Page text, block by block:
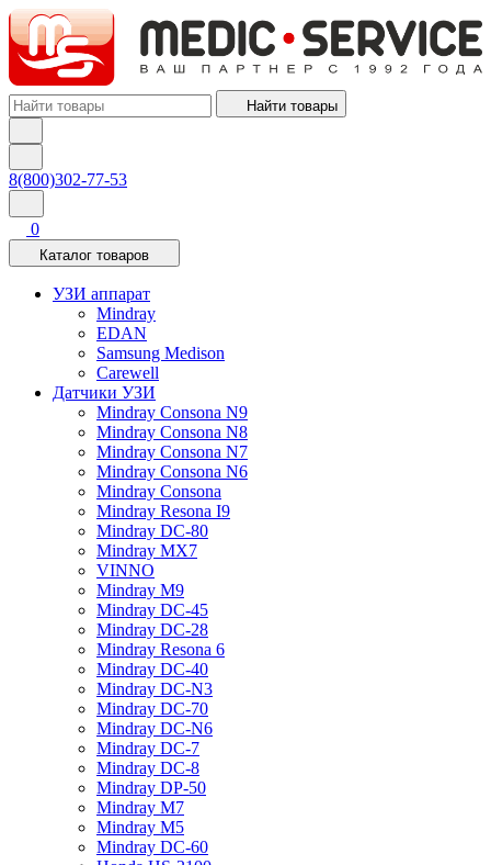
Найти товары
8(800)302-77-53
0
Каталог товаров
УЗИ аппарат
Mindray
EDAN
Samsung Medison
Carewell
Датчики УЗИ
Mindray Consona N9
Mindray Consona N8
Mindray Consona N7
Mindray Consona N6
Mindray Consona
Mindray Resona I9
Mindray DC-80
Mindray MX7
VINNO
Mindray M9
Mindray DC-45
Mindray DC-28
Mindray Resona 6
Mindray DC-40
Mindray DC-N3
Mindray DC-70
Mindray DC-N6
Mindray DC-7
Mindray DC-8
Mindray DP-50
Mindray M7
Mindray M5
Mindray DC-60